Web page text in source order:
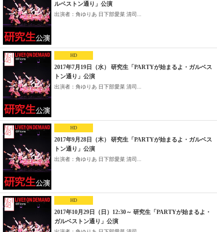
ルベストン通り」公演
出演者：角ゆりあ 日下部愛菜 清司...
HD
2017年7月19日（水） 研究生「PARTYが始まるよ・ガルベス
トン通り」公演
出演者：角ゆりあ 日下部愛菜 清司...
HD
2017年9月28日（木） 研究生「PARTYが始まるよ・ガルベス
トン通り」公演
出演者：角ゆりあ 日下部愛菜 清司...
HD
2017年10月29日（日）12:30～ 研究生「PARTYが始まるよ・
ガルベストン通り」公演